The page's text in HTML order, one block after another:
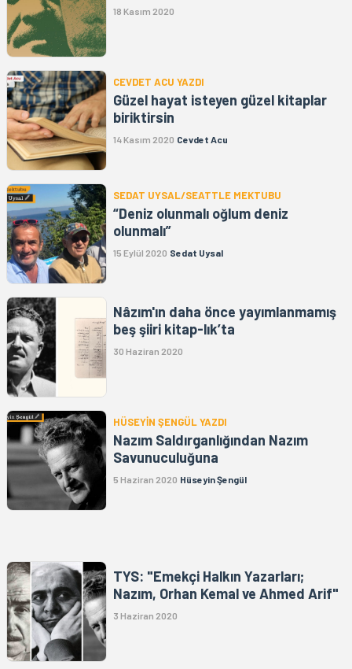
18 Kasım 2020
CEVDET ACU YAZDI
Güzel hayat isteyen güzel kitaplar
biriktirsin
14 Kasım 2020 Cevdet Acu
SEDAT UYSAL/SEATTLE MEKTUBU
“Deniz olunmalı oğlum deniz
olunmalı”
15 Eylül 2020 Sedat Uysal
Nâzım'ın daha önce yayımlanmamış
beş şiiri kitap-lık’ta
30 Haziran 2020
HÜSEYİN ŞENGÜL YAZDI
Nazım Saldırganlığından Nazım
Savunuculuğuna
5 Haziran 2020 Hüseyin Şengül
TYS: "Emekçi Halkın Yazarları;
Nazım, Orhan Kemal ve Ahmed Arif"
3 Haziran 2020